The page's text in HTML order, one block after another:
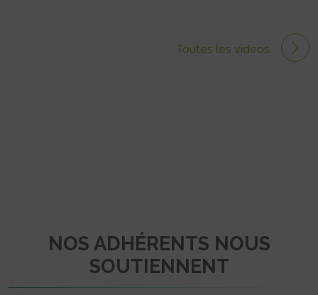
Toutes les vidéos
NOS ADHÉRENTS NOUS
SOUTIENNENT